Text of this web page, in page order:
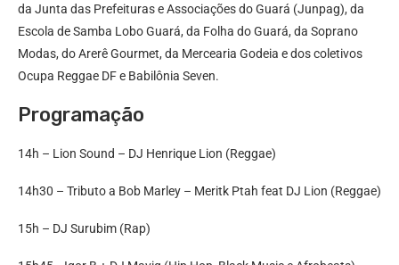
da Junta das Prefeituras e Associações do Guará (Junpag), da
Escola de Samba Lobo Guará, da Folha do Guará, da Soprano
Modas, do Arerê Gourmet, da Mercearia Godeia e dos coletivos
Ocupa Reggae DF e Babilônia Seven.
Programação
14h – Lion Sound – DJ Henrique Lion (Reggae)
14h30 – Tributo a Bob Marley – Meritk Ptah feat DJ Lion (Reggae)
15h – DJ Surubim (Rap)